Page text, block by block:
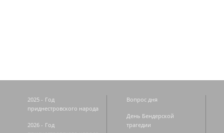
2025 - Год
приднестровского народа
2026 - Год
Вопрос дня
День Бендерской
трагедии